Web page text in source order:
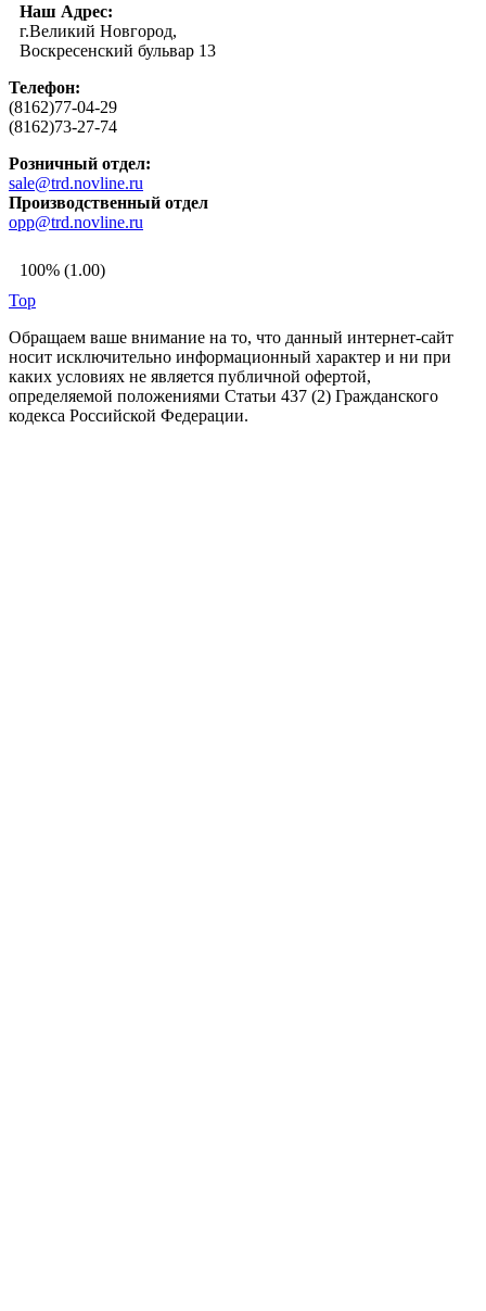
Наш Адрес:
г.Великий Новгород,
Воскресенский бульвар 13
Телефон:
(8162)77-04-29
(8162)73-27-74
Розничный отдел:
sale@trd.novline.ru
Производственный отдел
opp@trd.novline.ru
100% (1.00)
Top
Обращаем ваше внимание на то, что данный интернет-сайт
носит исключительно информационный характер и ни при
каких условиях не является публичной офертой,
определяемой положениями Статьи 437 (2) Гражданского
кодекса Российской Федерации.